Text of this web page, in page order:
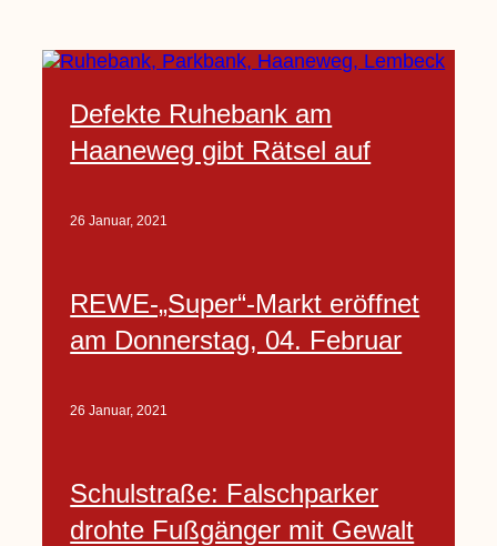
Defekte Ruhebank am
Haaneweg gibt Rätsel auf
26 Januar, 2021
REWE-„Super“-Markt eröffnet
am Donnerstag, 04. Februar
26 Januar, 2021
Schulstraße: Falschparker
drohte Fußgänger mit Gewalt